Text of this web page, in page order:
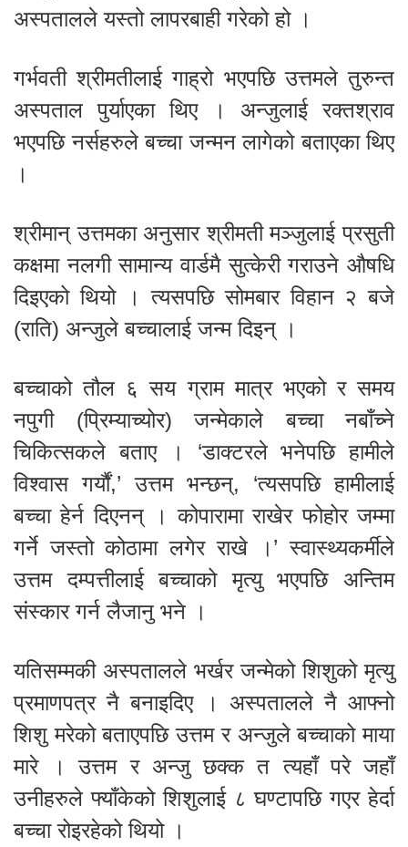
अस्पतालले यस्तो लापरबाही गरेको हो ।
गर्भवती श्रीमतीलाई गाह्रो भएपछि उत्तमले तुरुन्त
अस्पताल पुर्याएका थिए । अन्जुलाई रक्तश्राव
भएपछि नर्सहरुले बच्चा जन्मन लागेको बताएका थिए
।
श्रीमान् उत्तमका अनुसार श्रीमती मञ्जुलाई प्रसुती
कक्षमा नलगी सामान्य वार्डमै सुत्केरी गराउने औषधि
दिइएको थियो । त्यसपछि सोमबार विहान २ बजे
(राति) अन्जुले बच्चालाई जन्म दिइन् ।
बच्चाको तौल ६ सय ग्राम मात्र भएको र समय
नपुगी (प्रिम्याच्योर) जन्मेकाले बच्चा नबाँच्ने
चिकित्सकले बताए । ‘डाक्टरले भनेपछि हामीले
विश्वास गर्यौं,’ उत्तम भन्छन्, ‘त्यसपछि हामीलाई
बच्चा हेर्न दिएनन् । कोपारामा राखेर फोहोर जम्मा
गर्ने जस्तो कोठामा लगेर राखे ।’ स्वास्थ्यकर्मीले
उत्तम दम्पत्तीलाई बच्चाको मृत्यु भएपछि अन्तिम
संस्कार गर्न लैजानु भने ।
यतिसम्मकी अस्पतालले भर्खर जन्मेको शिशुको मृत्यु
प्रमाणपत्र नै बनाइदिए । अस्पतालले नै आफ्नो
शिशु मरेको बताएपछि उत्तम र अन्जुले बच्चाको माया
मारे । उत्तम र अन्जु छक्क त त्यहाँ परे जहाँ
उनीहरुले फ्याँकेको शिशुलाई ८ घण्टापछि गएर हेर्दा
बच्चा रोइरहेको थियो ।